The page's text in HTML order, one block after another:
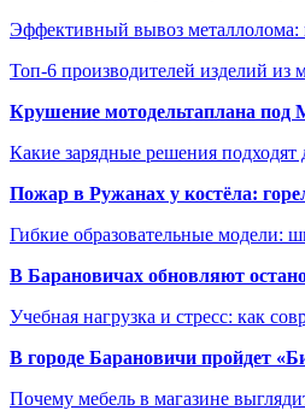
Эффективный вывоз металлолома:
Топ-6 производителей изделий из
Крушение мотодельтаплана под
Какие зарядные решения
Пожар в Ружанах у костёла:
Гибкие образовательные модели:
В Барановичах обновляют
Учебная нагрузка и стресс: как
В городе Барановичи пройдет
Почему мебель в магазине